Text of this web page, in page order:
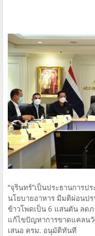
“จุรินทร์”เป็นประธานการ
นโยบายอาหาร มีมติผ่อนปร
ข้าวโพดเป็น 6 แสนตัน ลดภ
แก้ไขปัญหาการขาดแคลนวั
เสนอ ครม. อนุมัติทันที